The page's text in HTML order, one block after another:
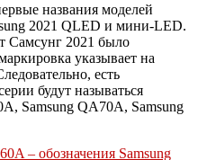
названия моделей
2021 QLED и мини-LED.
Самсунг 2021 было
указывает на
есть
будут называться
Samsung QA70A, Samsung